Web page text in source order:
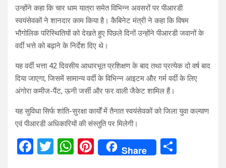
उन्होंने कहा कि चार धाम यात्रा समेत विभिन्न अवसरों पर पीआरडी
स्वयंसेवकों ने शानदार काम किया है। कैबिनेट मंत्री ने कहा कि विषम
भौगोलिक परिस्थितियों को देखते हुए पिछले दिनों उन्होंने पीआरडी जवानों के
वर्दी भत्ते को बढ़ाने के निर्देश दिए थे।
यह वर्दी भत्ता 42 दिवसीय आधारभूत प्रशिक्षण के बाद तथा प्रत्येक दो वर्ष बाद
दिया जाएगा, जिसमें सामान्य वर्दी के विभिन्न आइटम और गर्म वर्दी के लिए
अंगोरा कमीज-पैंट, ऊनी जर्सी और फर वाली जैकेट शामिल हैं।
यह सुविधा सिर्फ शांति-सुरक्षा कार्यों में तैनात स्वयंसेवकों को जिला युवा कल्याण
एवं पीआरडी अधिकारियों की संस्तुति पर मिलेगी।
F
T
W Pi
Share